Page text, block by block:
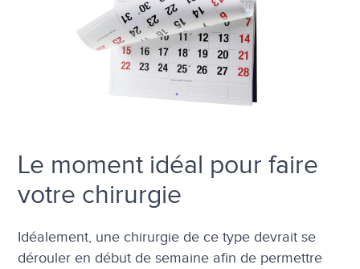
Le moment idéal pour faire
votre chirurgie
Idéalement, une chirurgie de ce type devrait se
dérouler en début de semaine afin de permettre